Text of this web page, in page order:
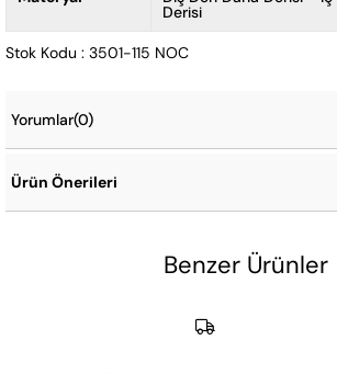
Derisi
Stok Kodu : 3501-115 NOC
Yorumlar(0)
Ürün Önerileri
Benzer Ürünler